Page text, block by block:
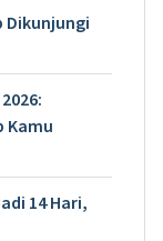
Dikunjungi
Kamu
14 Hari,